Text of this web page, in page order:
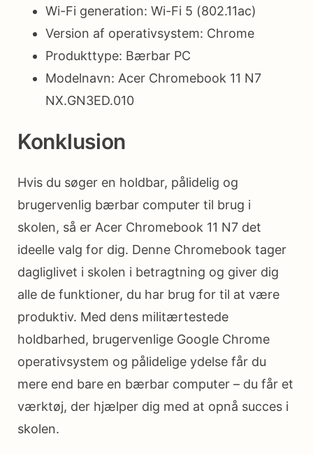
Wi-Fi generation: Wi-Fi 5 (802.11ac)
Version af operativsystem: Chrome
Produkttype: Bærbar PC
Modelnavn: Acer Chromebook 11 N7
NX.GN3ED.010
Konklusion
Hvis du søger en holdbar, pålidelig og
brugervenlig bærbar computer til brug i
skolen, så er Acer Chromebook 11 N7 det
ideelle valg for dig. Denne Chromebook tager
dagliglivet i skolen i betragtning og giver dig
alle de funktioner, du har brug for til at være
produktiv. Med dens militærtestede
holdbarhed, brugervenlige Google Chrome
operativsystem og pålidelige ydelse får du
mere end bare en bærbar computer – du får et
værktøj, der hjælper dig med at opnå succes i
skolen.